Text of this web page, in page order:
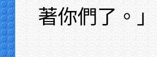
著你們了。」